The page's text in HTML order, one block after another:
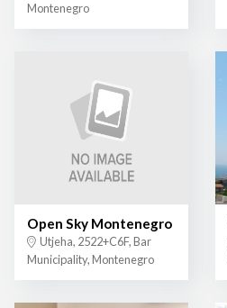
Montenegro
Open Sky Montenegro
Utjeha, 2522+C6F, Bar
Municipality, Montenegro